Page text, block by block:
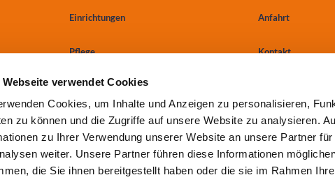
Webseite verwendet Cookies
Cookies, um Inhalte und Anzeigen zu personalisieren,
zu können und die Zugriffe auf unsere Website zu analysieren.
zu Ihrer Verwendung unserer Website an unsere Partner
weiter. Unsere Partner führen diese Informationen
die Sie ihnen bereitgestellt haben oder die sie im Rahmen
Einrichtungen Anfahrt
Pflege Kontakt
Cookie-Einwilligung erneuern oder
©2026 Impressum Datenschutz